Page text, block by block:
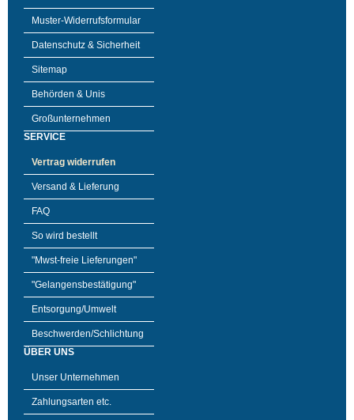
Muster-Widerrufsformular
Datenschutz & Sicherheit
Sitemap
Behörden & Unis
Großunternehmen
SERVICE
Vertrag widerrufen
Versand & Lieferung
FAQ
So wird bestellt
"Mwst-freie Lieferungen"
"Gelangensbestätigung"
Entsorgung/Umwelt
Beschwerden/Schlichtung
ÜBER UNS
Unser Unternehmen
Zahlungsarten etc.